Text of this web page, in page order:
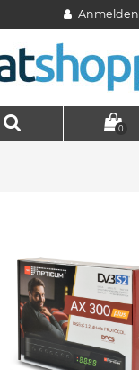
Anmelden
0